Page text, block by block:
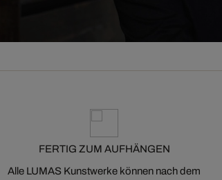
FERTIG ZUM AUFHÄNGEN
Alle LUMAS Kunstwerke können nach dem